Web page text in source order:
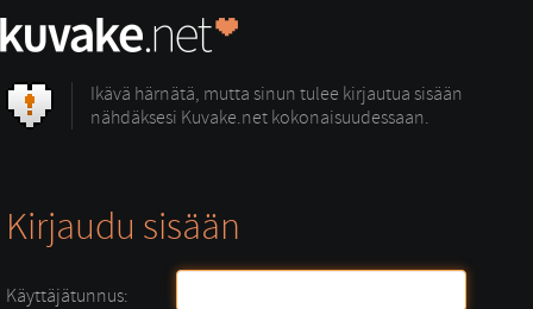
Ikävä härnätä, mutta sinun tulee kirjautua sisään
nähdäksesi Kuvake.net kokonaisuudessaan.
Kirjaudu sisään
Käyttäjätunnus: